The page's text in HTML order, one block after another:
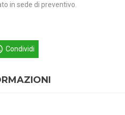
in sede di preventivo.
Condividi